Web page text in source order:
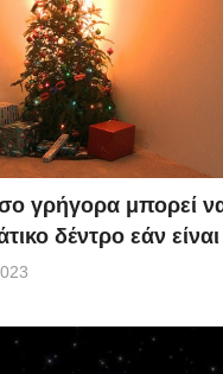
γρήγορα μπορεί να
δέντρο εάν